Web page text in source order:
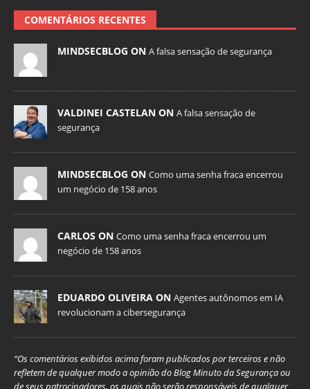
COMENTÁRIOS RECENTES
MINDSECBLOG ON A falsa sensação de segurança
VALDINEI CASTELAN ON A falsa sensação de
segurança
MINDSECBLOG ON Como uma senha fraca encerrou
um negócio de 158 anos
CARLOS ON Como uma senha fraca encerrou um
negócio de 158 anos
EDUARDO OLIVEIRA ON Agentes autônomos em IA
revolucionam a cibersegurança
“Os comentários exibidos acima foram publicados por terceiros e não
refletem de qualquer modo a opinião do Blog Minuto da Segurança ou
de seus patrocinadores, os quais não serão responsáveis de qualquer